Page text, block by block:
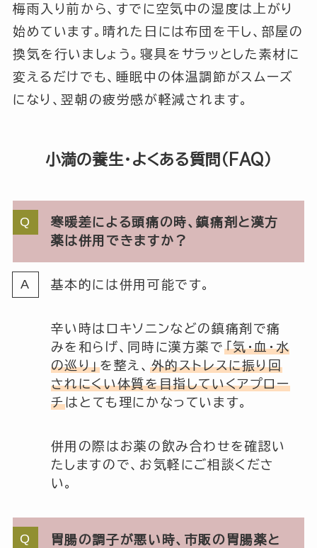
梅雨入り前から、すでに空気中の湿度は上がり
始めています。晴れた日には布団を干し、部屋の
換気を行いましょう。寝具をサラッとした素材に
変えるだけでも、睡眠中の体温調節がスムーズ
になり、翌朝の疲労感が軽減されます。
小満の養生・よくある質問（FAQ）
寒暖差による頭痛の時、鎮痛剤と漢方
薬は併用できますか？
基本的には併用可能です。
辛い時はロキソニンなどの鎮痛剤で痛
みを和らげ、同時に漢方薬で 「気・血・水
の巡り」を整え、 外的ストレスに振り回
されにくい体質を目指していくアプロー
チはとても理にかなっています。
併用の際はお薬の飲み合わせを確認い
たしますので、お気軽にご相談くださ
い。
胃腸の調子が悪い時、市販の胃腸薬と